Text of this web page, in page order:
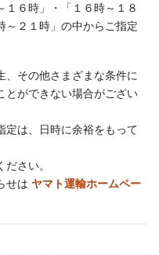
１６時」・「１６時～１８
～２１時」の中からご指定
、その他さまざまな条件に
とができない場合がござい
定は、日時に余裕をもって
さい。
せは ヤマト運輸ホームペー